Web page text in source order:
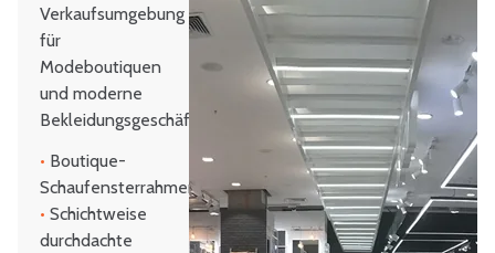
Verkaufsumgebung
für
Modeboutiquen
und moderne
Bekleidungsgeschäfte.
• Boutique-
Schaufensterrahmen
• Schichtweise
durchdachte